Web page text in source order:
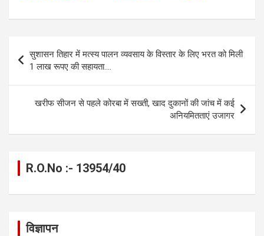
ce
o
o
k
se
g
er
at
A
p
p
e
gr
a
m
ail py
Li
n
k
ar
navigation
सुशासन तिहार में मत्स्य पालन व्यवसाय के विस्तार के लिए भरत को मिली
1 लाख रूपए की सहायता….
खरीफ सीजन से पहले कोरबा में सख्ती, खाद दुकानों की जांच में कई
अनियमितताएं उजागर
R.O.No :- 13954/40
विज्ञापन